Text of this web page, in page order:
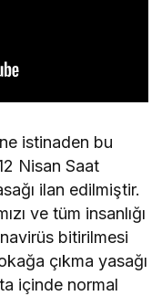
istinaden bu
Nisan Saat
ilan edilmiştir.
ve tüm insanlığı
bitirilmesi
çıkma yasağı
içinde normal